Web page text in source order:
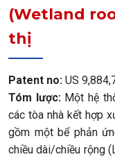
(Wetland
thị
Patent no: US
Tóm lược:Một hệ
các tòa nhà kết hợp
gồm một bể phản
chiều dài/chiều rộng